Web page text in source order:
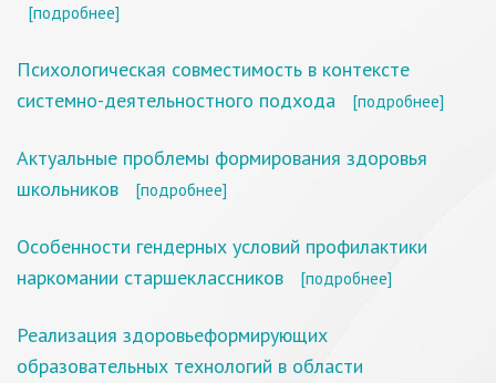
[подробнее]
Психологическая совместимость в контексте
системно-деятельностного подхода
[подробнее]
Актуальные проблемы формирования здоровья
школьников
[подробнее]
Особенности гендерных условий профилактики
наркомании старшеклассников
[подробнее]
Реализация здоровьеформирующих
образовательных технологий в области